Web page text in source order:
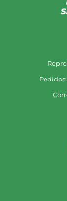
Pedidos: